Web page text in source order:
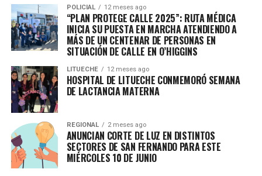
POLICIAL 12 meses ago
“PLAN PROTEGE CALLE 2025”: RUTA MÉDICA
INICIA SU PUESTA EN MARCHA ATENDIENDO A
MÁS DE UN CENTENAR DE PERSONAS EN
SITUACIÓN DE CALLE EN O’HIGGINS
LITUECHE 12 meses ago
HOSPITAL DE LITUECHE CONMEMORÓ SEMANA
DE LACTANCIA MATERNA
REGIONAL 2 meses ago
ANUNCIAN CORTE DE LUZ EN DISTINTOS
SECTORES DE SAN FERNANDO PARA ESTE
MIÉRCOLES 10 DE JUNIO